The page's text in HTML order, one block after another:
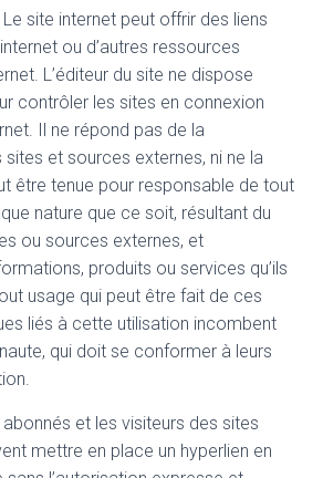
site internet peut offrir des liens
ou d’autres ressources
L’éditeur du site ne dispose
contrôler les sites en connexion
Il ne répond pas de la
sites et sources externes, ni ne la
être tenue pour responsable de tout
nature que ce soit, résultant du
ou sources externes, et
produits ou services qu’ils
usage qui peut être fait de ces
liés à cette utilisation incombent
qui doit se conformer à leurs
et les visiteurs des sites
mettre en place un hyperlien en